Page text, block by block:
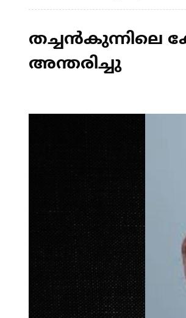
തച്ചൻകുന്നിലെ
അന്തരിച്ചു